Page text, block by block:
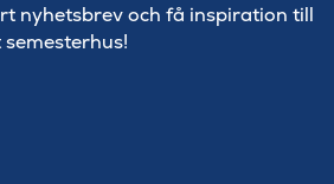
nyhetsbrev och få inspiration till